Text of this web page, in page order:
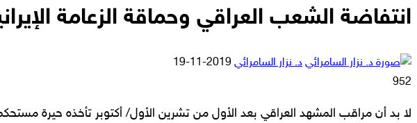
انتفاضة الشعب العراقي وحماقة الزعامة
د. نزار السامرائي أرسل
2019-11-19
952
لا بد أن مراقب المشهد العراقي بعد الأول من تشرين الأول/ أكتوبر تأخذه حيرة